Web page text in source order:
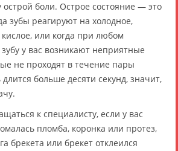
боли. Острое состояние — это
зубы реагируют на холодное,
кислое, или когда при любом
у вас возникают неприятные
не проходят в течение пары
длится больше десяти секунд, значит,
к специалисту, если у вас
пломба, коронка или протез,
брекета или брекет отклеился